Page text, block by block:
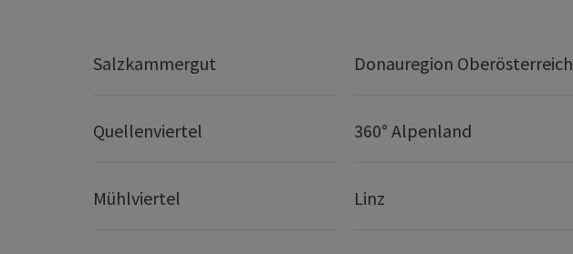
Salzkammergut Donauregion Oberösterreich
Quellenviertel 360° Alpenland
Mühlviertel Linz